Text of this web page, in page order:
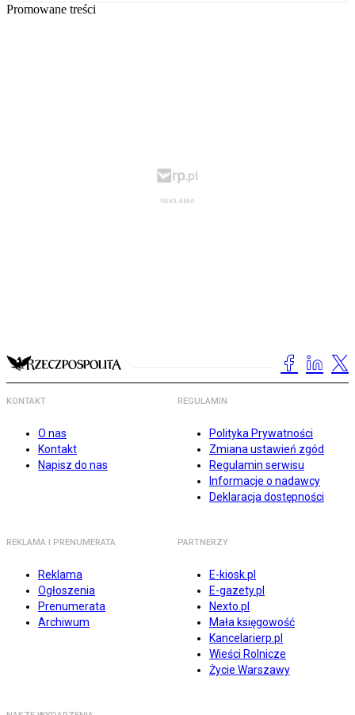
Promowane treści
KONTAKT
O nas
Kontakt
Napisz do nas
REGULAMIN
Polityka Prywatności
Zmiana ustawień zgód
Regulamin serwisu
Informacje o nadawcy
Deklaracja dostępności
REKLAMA I PRENUMERATA
Reklama
Ogłoszenia
Prenumerata
Archiwum
PARTNERZY
E-kiosk.pl
E-gazety.pl
Nexto.pl
Mała księgowość
Kancelarierp.pl
Wieści Rolnicze
Życie Warszawy